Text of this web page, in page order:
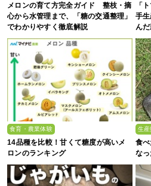
メロンの育て方完全ガイド 整枝・摘
心から水管理まで、「糖の交通整理」
でわかりやすく徹底解説
「
手
ん
食育・農業体験
14品種を比較！甘くて糖度が高いメ
ロンのランキング
生産
食
な